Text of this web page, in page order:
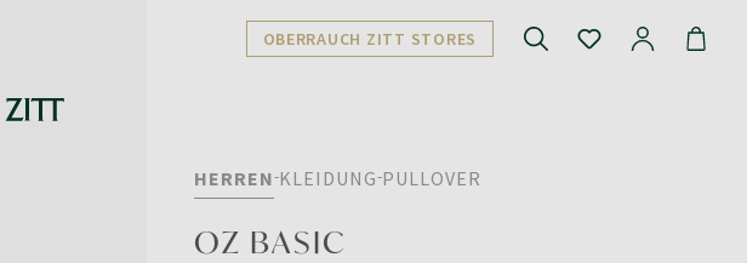
OBERRAUCH ZITT STORES
HERREN KLEIDUNG PULLOVER
OZ BASIC